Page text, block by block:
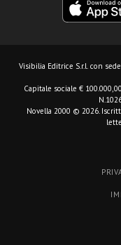
Visibilia Editrice S.r.l. con
Capitale sociale €
Novella 2000 © 2026.